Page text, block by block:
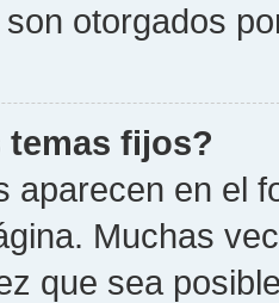
otorgados
temas fijos?
aparecen en el
Muchas
que sea